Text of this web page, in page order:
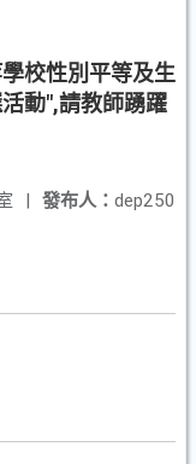
校性別平等及生
動",請教師踴躍
發布人： dep250
|